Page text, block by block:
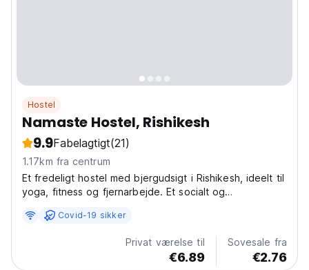
Hostel
Namaste Hostel, Rishikesh
9.9Fabelagtigt(21)
1.17km fra centrum
Et fredeligt hostel med bjergudsigt i Rishikesh, ideelt til
yoga, fitness og fjernarbejde. Et socialt og
translated from original language)
Covid-19 sikker
Privat værelse til
€6.89
Sovesale fra
€2.76